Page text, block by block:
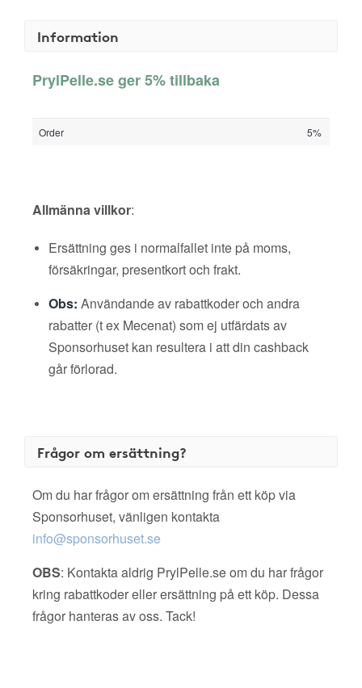
Information
PrylPelle.se ger 5% tillbaka
Order 5%
Allmänna villkor:
Ersättning ges i normalfallet inte på moms,
försäkringar, presentkort och frakt.
Obs: Användande av rabattkoder och andra
rabatter (t ex Mecenat) som ej utfärdats av
Sponsorhuset kan resultera i att din cashback
går förlorad.
Frågor om ersättning?
Om du har frågor om ersättning från ett köp via
Sponsorhuset, vänligen kontakta
info@sponsorhuset.se
OBS: Kontakta aldrig PrylPelle.se om du har frågor
kring rabattkoder eller ersättning på ett köp. Dessa
frågor hanteras av oss. Tack!